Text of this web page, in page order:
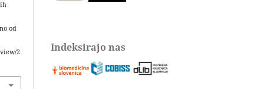
od
2
Indeksirajo nas